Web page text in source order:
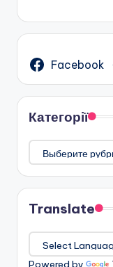
Facebook
Категорії
Категорії
Translate
Powered by